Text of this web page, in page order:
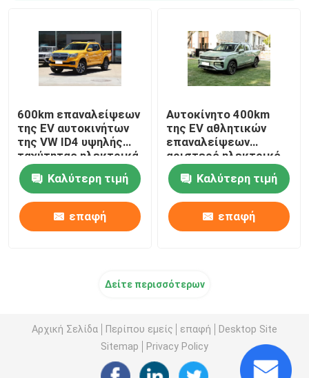
600km επαναλείψεων
της EV αυτοκινήτων
της VW ID4 υψηλής
ταχύτητας ηλεκτρικά
οχήματα της EV
πολυτέλειας καθαρά
Καλύτερη τιμή
επαφή
Αυτοκίνητο 400km
της EV αθλητικών
επαναλείψεων
αριστερό ηλεκτρικό
όχημα ραντάρ RD6
Geely για τη μεταφορά
Καλύτερη τιμή
επαφή
Δείτε περισσότερων
Αρχική Σελίδα Περίπου εμείς επαφή
Desktop Site
Sitemap
Privacy Policy